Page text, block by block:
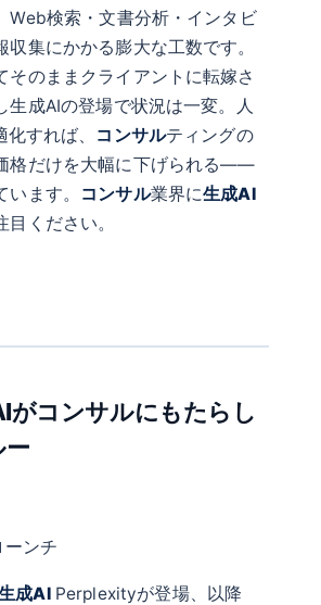
Web検索・文書分析・インタビ
集にかかる膨大な工数です。
そのままクライアントに転嫁さ
生成AIの登場で状況は一変。人
すれば、 コンサルティングの
格だけを大幅に下げられる――
ます。 コンサル業界に生成AI
ください。
がコンサルにもたらし
ーンチ
成AIPerplexityが登場、以降